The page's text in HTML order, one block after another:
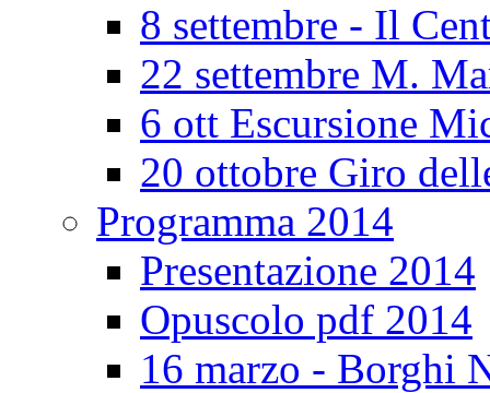
8 settembre - Il
22 settembre M.
6 ott Escursione
20 ottobre Giro
Programma 2014
Presentazione 2014
Opuscolo pdf 2014
16 marzo - Borghi